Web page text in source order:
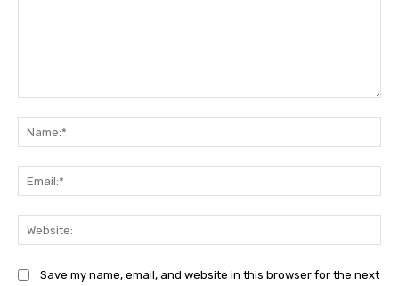
Save my name, email, and website in this browser for the next